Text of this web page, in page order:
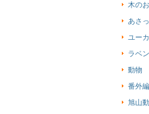
木の
あさ
ユー
ラベ
動物
番外
旭山